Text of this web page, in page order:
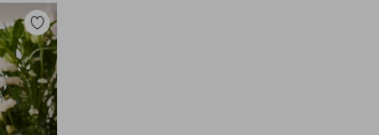
Zu
Favoriten
hinzufügen